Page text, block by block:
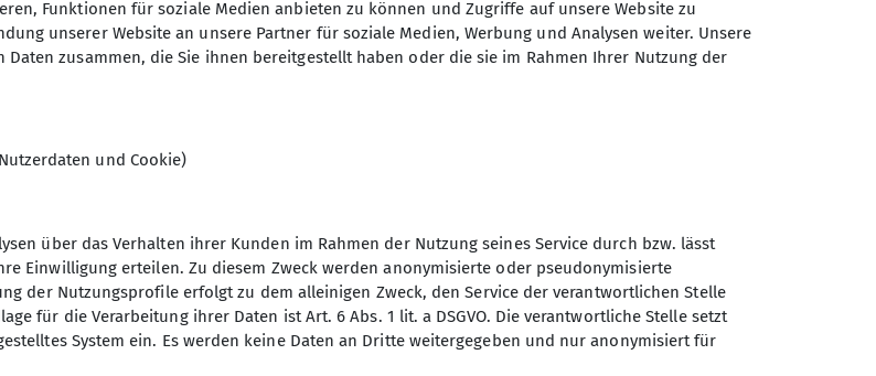
Sektion Gera des Deutschen
Alpenvereins e.V.
Rudolf-Diener-Straße 4
Funktionen für soziale Medien anbieten zu können und Zugriffe auf unsere Website zu
unserer Website an unsere Partner für soziale Medien, Werbung und Analysen weiter. Unsere
zusammen, die Sie ihnen bereitgestellt haben oder die sie im Rahmen Ihrer Nutzung der
und Cookie)
über das Verhalten ihrer Kunden im Rahmen der Nutzung seines Service durch bzw. lässt
Einwilligung erteilen. Zu diesem Zweck werden anonymisierte oder pseudonymisierte
der Nutzungsprofile erfolgt zu dem alleinigen Zweck, den Service der verantwortlichen Stelle
für die Verarbeitung ihrer Daten ist Art. 6 Abs. 1 lit. a DSGVO. Die verantwortliche Stelle setzt
System ein. Es werden keine Daten an Dritte weitergegeben und nur anonymisiert für